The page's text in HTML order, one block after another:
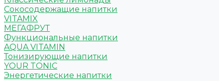
Сокосодержащие напитки
VITAMIX
МЕГАФРУТ
Функциональные напитки
AQUA VITAMIN
Тонизирующие напитки
YOUR TONIC
Энергетические напитки